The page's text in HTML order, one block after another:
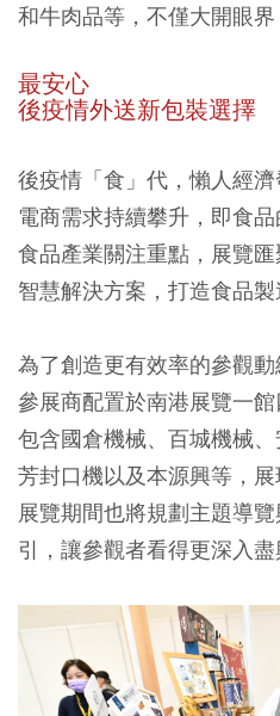
和牛肉品等，不僅大開眼界
最安心
後疫情外送新包裝選擇
後疫情「食」代，懶人經
電商需求持續攀升，即食
食品產業關注重點，展覽
智慧解決方案，打造食品製
為了創造更有效率的參觀
參展商配置於南港展覽一
包含國倉機械、百城機械
芳封口機以及本源興等，展
展覽期間也將規劃主題導
引，讓參觀者看得更深入盡